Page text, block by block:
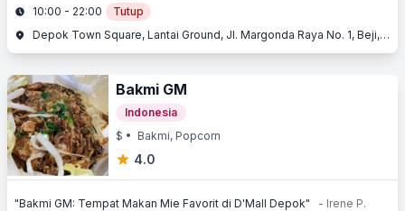
10:00 - 22:00
Tutup
Depok Town Square, Lantai Ground, Jl. Margonda Raya No. 1, Beji, Depok, Jawa Barat
Bakmi GM
Indonesia
$ • Bakmi, Popcorn
4.0
"Bakmi GM: Tempat Makan Mie Favorit di D'Mall Depok"
- Irene P.